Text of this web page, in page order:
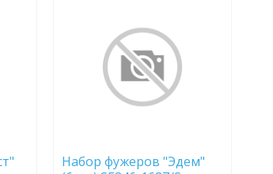
Набор фужеров "Эдем"